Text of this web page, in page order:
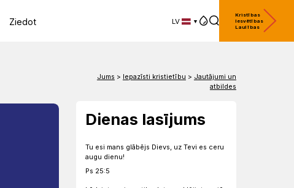
Ziedot
LV
Kristības
Iesvētības
Laulības
Jums > Iepazīsti kristietību > Jautājumi un
atbildes
Dienas lasījums
Tu esi mans glābējs Dievs, uz Tevi es ceru
augu dienu!
Ps 25:5